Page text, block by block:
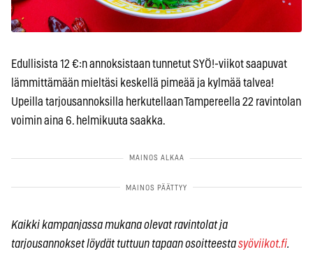
Edullisista 12 €:n annoksistaan tunnetut SYÖ!-viikot saapuvat
lämmittämään mieltäsi keskellä pimeää ja kylmää talvea!
Upeilla tarjousannoksilla herkutellaan Tampereella 22 ravintolan
voimin aina 6. helmikuuta saakka.
Kaikki kampanjassa mukana olevat ravintolat ja
tarjousannokset löydät tuttuun tapaan osoitteestasyöviikot.fi.